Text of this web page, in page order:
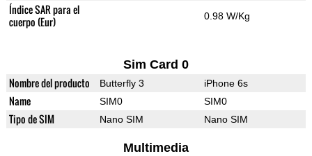
Índice SAR para el
cuerpo (Eur)
0.98 W/Kg
Sim Card 0
Nombre del producto Butterfly 3 iPhone 6s
Name SIM0 SIM0
Tipo de SIM Nano SIM Nano SIM
Multimedia